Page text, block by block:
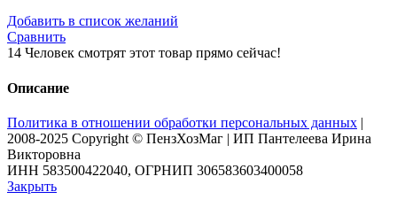
Добавить в список желаний
Сравнить
14 Человек смотрят этот товар прямо сейчас!
Описание
Политика в отношении обработки персональных данных |
2008-2025 Copyright © ПензХозМаг | ИП Пантелеева Ирина
Викторовна
ИНН 583500422040, ОГРНИП 306583603400058
Закрыть